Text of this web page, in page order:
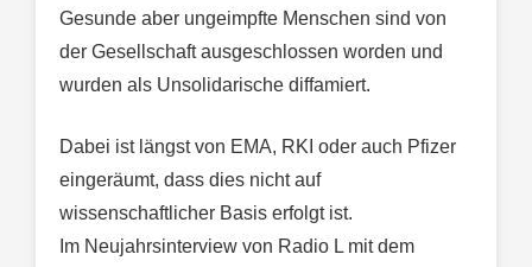
Gesunde aber ungeimpfte Menschen sind von
der Gesellschaft ausgeschlossen worden und
wurden als Unsolidarische diffamiert.
Dabei ist längst von EMA, RKI oder auch Pfizer
eingeräumt, dass dies nicht auf
wissenschaftlicher Basis erfolgt ist.
Im Neujahrsinterview von Radio L mit dem